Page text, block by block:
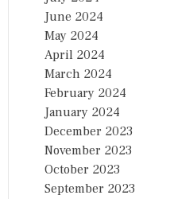
June 2024
May 2024
April 2024
March 2024
February 2024
January 2024
December 2023
November 2023
October 2023
September 2023